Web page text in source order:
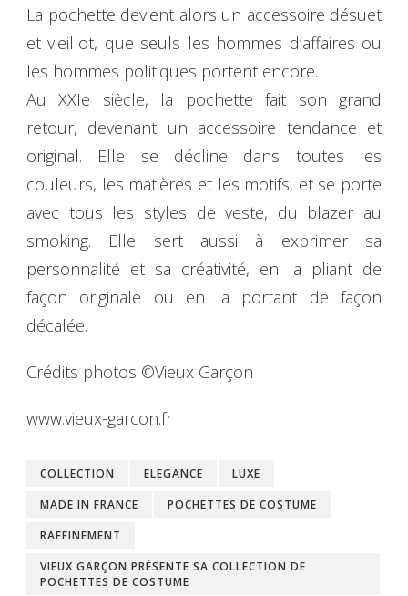
La pochette devient alors un accessoire désuet
et vieillot, que seuls les hommes d’affaires ou
les hommes politiques portent encore.
Au XXIe siècle, la pochette fait son grand
retour, devenant un accessoire tendance et
original. Elle se décline dans toutes les
couleurs, les matières et les motifs, et se porte
avec tous les styles de veste, du blazer au
smoking. Elle sert aussi à exprimer sa
personnalité et sa créativité, en la pliant de
façon originale ou en la portant de façon
décalée.
Crédits photos ©Vieux Garçon
www.vieux-garcon.fr
COLLECTION ELEGANCE
LUXE
MADE IN FRANCE
POCHETTES DE COSTUME
RAFFINEMENT
VIEUX GARÇON PRÉSENTE SA COLLECTION DE
POCHETTES DE COSTUME